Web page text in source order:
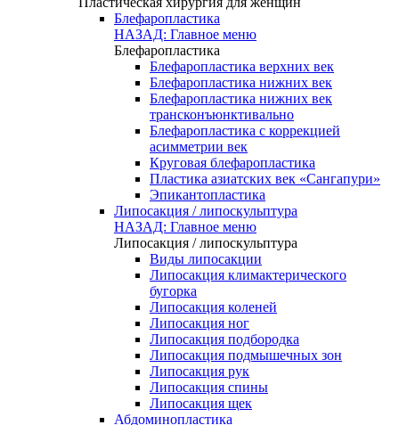
Блефаропластика
НАЗАД: Главное меню
Блефаропластика
Блефаропластика верхних век
Блефаропластика нижних век
Блефаропластика нижних век
трансконъюнктивально
Блефаропластика с коррекцией
асимметрии век
Круговая блефаропластика
Пластика азиатских век «Сангапури»
Эпикантопластика
Липосакция / липоскульптура
НАЗАД: Главное меню
Липосакция / липоскульптура
Виды липосакции
Липосакция климактерического
бугорка
Липосакция коленей
Липосакция ног
Липосакция подбородка
Липосакция подмышечных зон
Липосакция рук
Липосакция спины
Липосакция щек
Абдоминопластика